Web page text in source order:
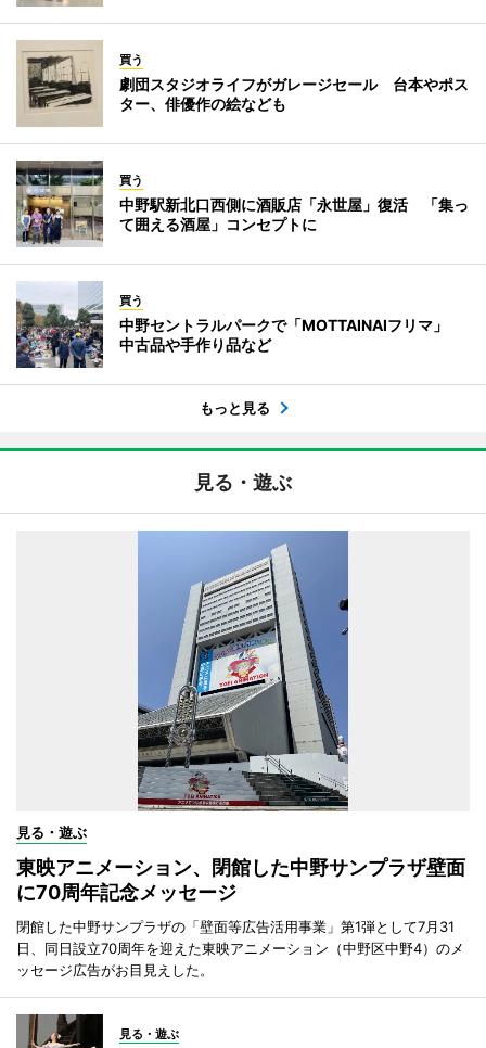
買う
劇団スタジオライフがガレージセール 台本やポス
ター、俳優作の絵なども
買う
中野駅新北口西側に酒販店「永世屋」復活 「集っ
て囲える酒屋」コンセプトに
買う
中野セントラルパークで「MOTTAINAIフリマ」
中古品や手作り品など
もっと見る
見る・遊ぶ
見る・遊ぶ
東映アニメーション、閉館した中野サンプラザ壁面
に70周年記念メッセージ
閉館した中野サンプラザの「壁面等広告活用事業」第1弾として7月31
日、同日設立70周年を迎えた東映アニメーション（中野区中野4）のメ
ッセージ広告がお目見えした。
見る・遊ぶ